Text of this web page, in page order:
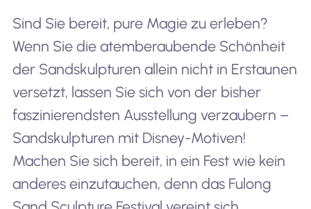
Sind Sie bereit, pure Magie zu erleben?
Wenn Sie die atemberaubende Schönheit
der Sandskulpturen allein nicht in Erstaunen
versetzt, lassen Sie sich von der bisher
faszinierendsten Ausstellung verzaubern –
Sandskulpturen mit Disney-Motiven!
Machen Sie sich bereit, in ein Fest wie kein
anderes einzutauchen, denn das Fulong